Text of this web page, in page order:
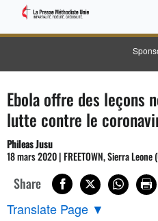
Ebola offre des leçons
lutte contre le
Phileas Jusu
18 mars 2020 | FREETOWN, Sierra Leone
Share
Translate Page ▼